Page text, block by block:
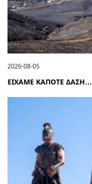
2026-08-05
ΕΙΧΑΜΕ ΚΑΠΟΤΕ ΔΑΣΗ…